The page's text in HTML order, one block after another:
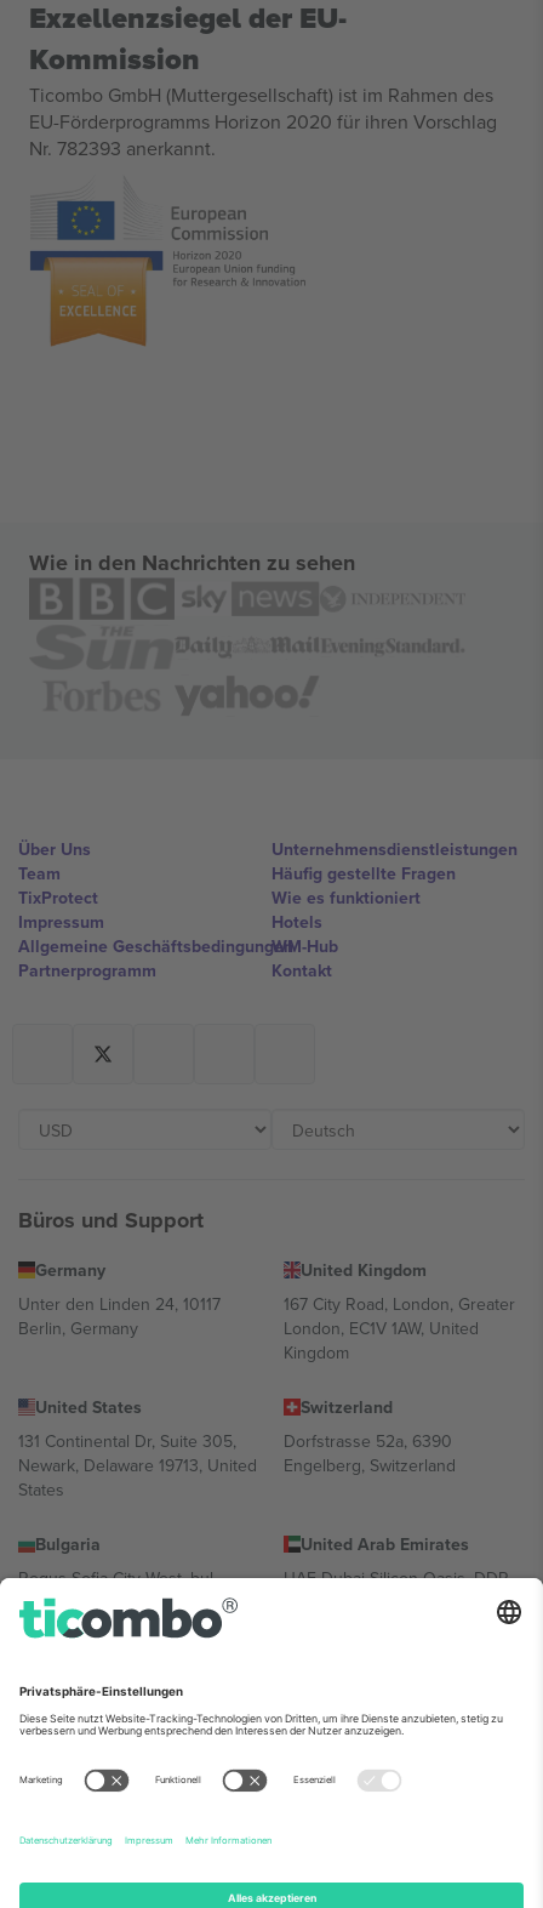
Exzellenzsiegel der EU-
Kommission
Ticombo GmbH (Muttergesellschaft) ist im Rahmen des
EU-Förderprogramms Horizon 2020 für ihren Vorschlag
Nr. 782393 anerkannt.
Wie in den Nachrichten zu sehen
Über Uns
Team
TixProtect
Impressum
Allgemeine Geschäftsbedingungen
Partnerprogramm
Unternehmensdienstleistungen
Häufig gestellte Fragen
Wie es funktioniert
Hotels
WM-Hub
Kontakt
Büros und Support
Germany
Unter den Linden 24, 10117
Berlin, Germany
United Kingdom
167 City Road, London, Greater
London, EC1V 1AW, United
Kingdom
United States
131 Continental Dr, Suite 305,
Newark, Delaware 19713, United
States
Switzerland
Dorfstrasse 52a, 6390
Engelberg, Switzerland
Bulgaria
Regus Sofia City West, bul
Totleben 53-55, 1606 Sofia,
Bulgaria
United Arab Emirates
UAE Dubai Silicon Oasis, DDP
Building A1, Office 302, Dubai,
Mexico
Av Chapultepec 360, Roma
Norte, Cuauhtémoc, 06700
Ciudad de México, CDMX,
Mexico
Die juristische Person des Plattformanbieters kann je nach
Informationen finden Sie auf der jeweiligen Veranstaltungsseite, im